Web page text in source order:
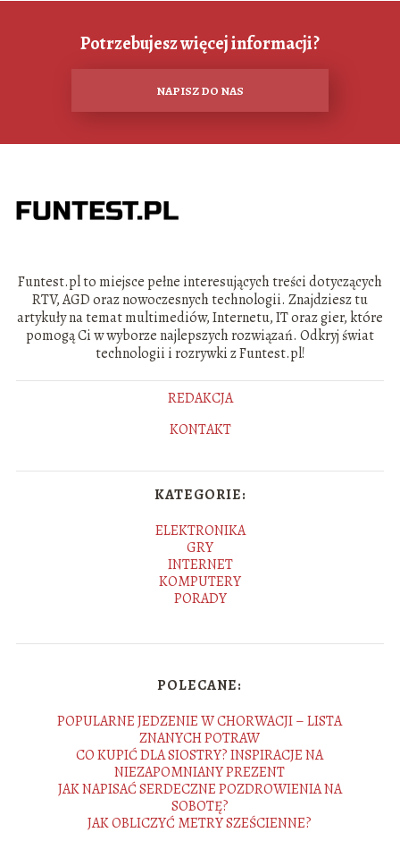
Potrzebujesz więcej informacji?
NAPISZ DO NAS
Funtest.pl to miejsce pełne interesujących treści dotyczących
RTV, AGD oraz nowoczesnych technologii. Znajdziesz tu
artykuły na temat multimediów, Internetu, IT oraz gier, które
pomogą Ci w wyborze najlepszych rozwiązań. Odkryj świat
technologii i rozrywki z Funtest.pl!
REDAKCJA
KONTAKT
KATEGORIE:
ELEKTRONIKA
GRY
INTERNET
KOMPUTERY
PORADY
POLECANE:
POPULARNE JEDZENIE W CHORWACJI – LISTA
ZNANYCH POTRAW
CO KUPIĆ DLA SIOSTRY? INSPIRACJE NA
NIEZAPOMNIANY PREZENT
JAK NAPISAĆ SERDECZNE POZDROWIENIA NA
SOBOTĘ?
JAK OBLICZYĆ METRY SZEŚCIENNE?